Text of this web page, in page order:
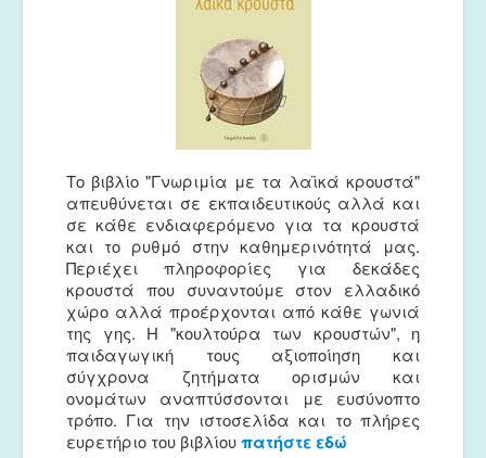
Το βιβλίο "Γνωριμία με τα λαϊκά κρουστά"
απευθύνεται σε εκπαιδευτικούς αλλά και
σε κάθε ενδιαφερόμενο για τα κρουστά
και το ρυθμό στην καθημερινότητά μας.
Περιέχει πληροφορίες για δεκάδες
κρουστά που συναντούμε στον ελλαδικό
χώρο αλλά προέρχονται από κάθε γωνιά
της γης. Η "κουλτούρα των κρουστών", η
παιδαγωγική τους αξιοποίηση και
σύγχρονα ζητήματα ορισμών και
ονομάτων αναπτύσσονται με ευσύνοπτο
τρόπο. Για την ιστοσελίδα και το πλήρες
ευρετήριο του βιβλίουπατήστε εδώ